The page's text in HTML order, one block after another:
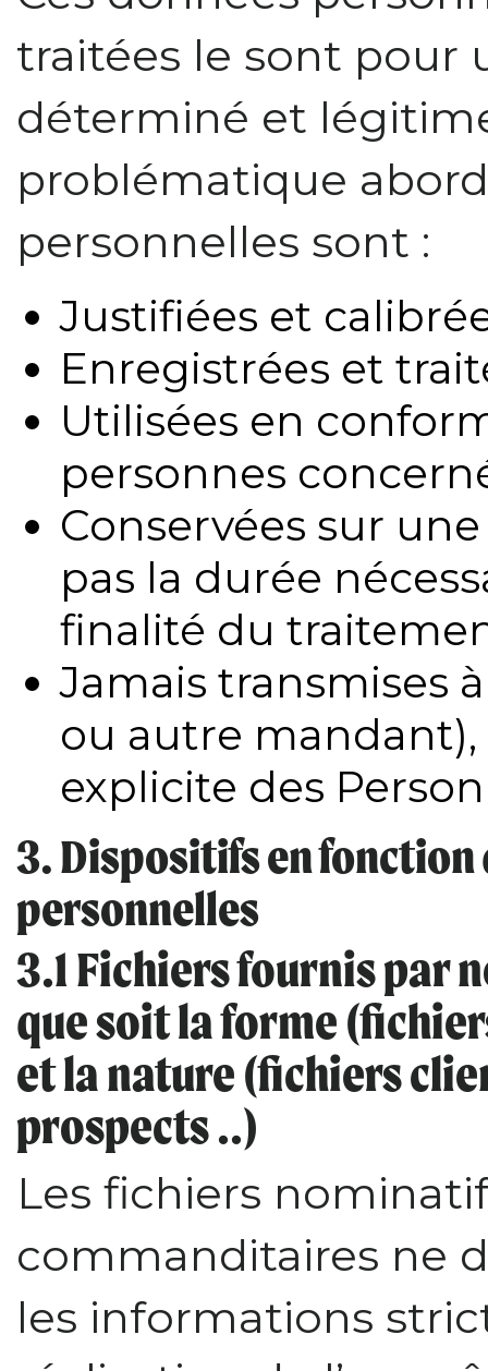
traitées le sont pour
déterminé et
problématique
personnelles sont :
Justifiées et
Enregistrées et
Utilisées en
personnes
Conservées sur
pas la durée
finalité du
Jamais transmises
ou autre
explicite des
3. Dispositifs en fonction
personnelles
3.1 Fichiers fournis par
que soit la forme
et la nature (fichiers
prospects ..)
Les fichiers
commanditaires ne
les informations